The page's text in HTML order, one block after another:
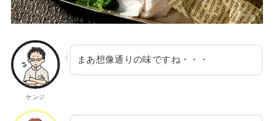
ケンジ
まあ想像通りの味ですね・・・